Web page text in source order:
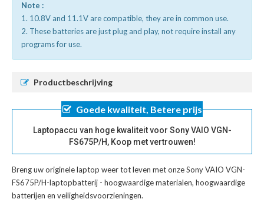
Note :
1. 10.8V and 11.1V are compatible, they are in common use.
2. These batteries are just plug and play, not require install any
programs for use.
Productbeschrijving
Goede kwaliteit, Betere prijs
Laptopaccu van hoge kwaliteit voor Sony VAIO VGN-
FS675P/H, Koop met vertrouwen!
Breng uw originele laptop weer tot leven met onzeSony VAIO VGN-
FS675P/H-laptopbatterij - hoogwaardige materialen, hoogwaardige
batterijen en veiligheidsvoorzieningen.